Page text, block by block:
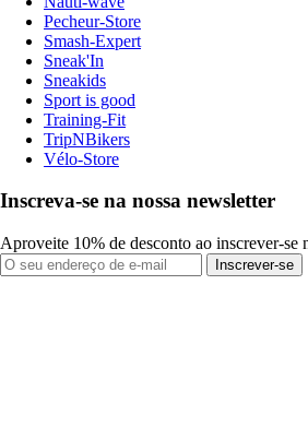
Pecheur-Store
Smash-Expert
Sneak'In
Sneakids
Sport is good
Training-Fit
TripNBikers
Vélo-Store
Inscreva-se na nossa newsletter
Aproveite 10% de desconto ao inscrever-se
Inscrever-se